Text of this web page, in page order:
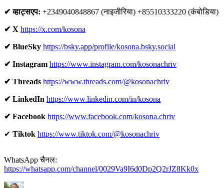
✔ व्हाट्सएप: +2349040848867 (नाइजीरिया) +85510333220 (कंबोडिया)
✔ X https://x.com/kosona
✔ BlueSky https://bsky.app/profile/kosona.bsky.social
✔ Instagram https://www.instagram.com/kosonachriv
✔ Threads https://www.threads.com/@kosonachriv
✔ LinkedIn https://www.linkedin.com/in/kosona
✔ Facebook https://www.facebook.com/kosona.chriv
✔ Tiktok https://www.tiktok.com/@kosonachriv
WhatsApp चैनल:
https://whatsapp.com/channel/0029Va9I6d0Dp2Q2rJZ8Kk0x